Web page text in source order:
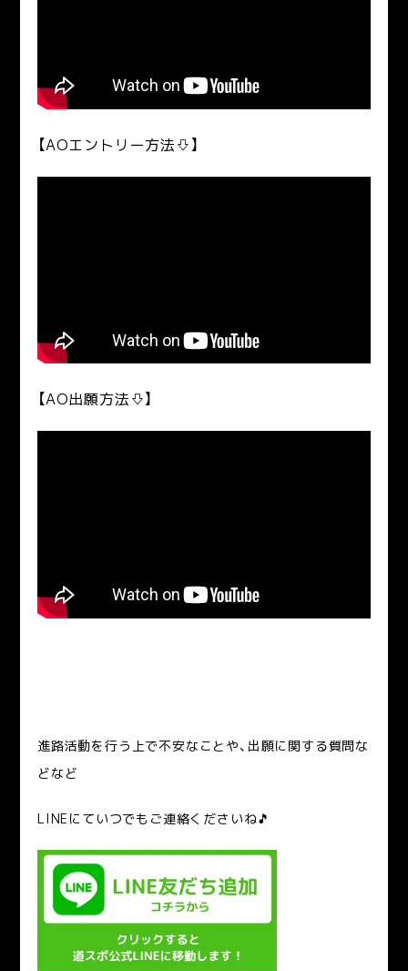
【AOエントリー方法⇩】
【AO出願方法⇩】
進路活動を行う上で不安なことや、出願に関する質問な
どなど
LINEにていつでもご連絡くださいね🎵